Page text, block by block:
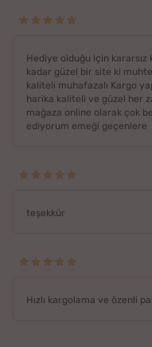
Hediye olduğu için
kadar güzel bir site ki
kaliteli muhafazalı Kargo
harika kaliteli ve güzel her
mağaza online olarak çok
ediyorum emeği geçenlere
teşekkür
Hızlı kargolama ve özenli